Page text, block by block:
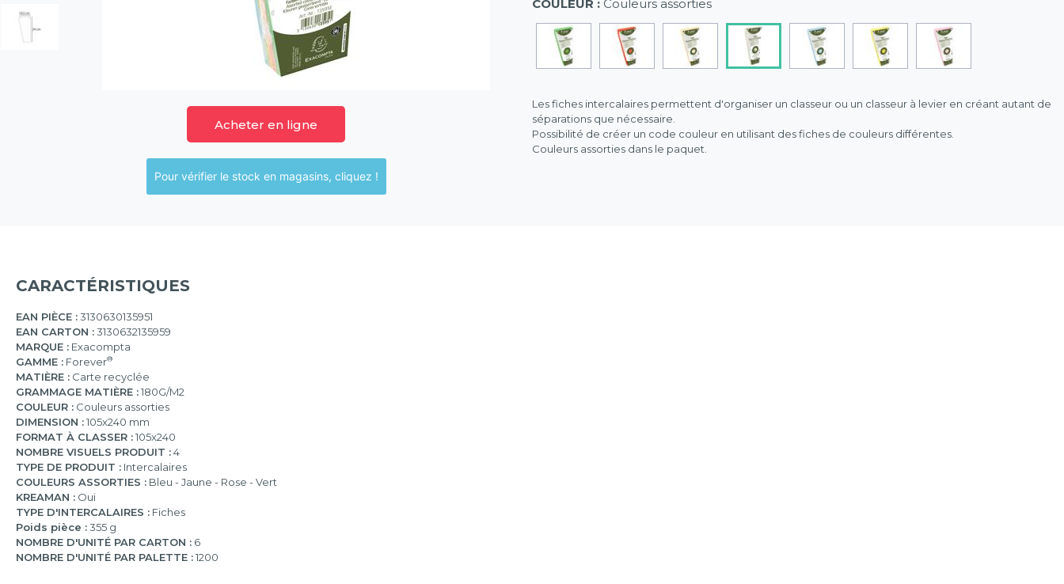
Acheter en ligne
Pour vérifier le stock en magasins, cliquez !
COULEUR : Couleurs assorties
Les fiches intercalaires permettent d'organiser un classeur ou un classeur à levier en créant autant de
séparations que nécessaire.
Possibilité de créer un code couleur en utilisant des fiches de couleurs différentes.
Couleurs assorties dans le paquet.
CARACTÉRISTIQUES
EAN PIÈCE :3130630135951
EAN CARTON :3130632135959
MARQUE : Exacompta
GAMME : Forever®
MATIÈRE : Carte recyclée
GRAMMAGE MATIÈRE :180G/M2
COULEUR : Couleurs assorties
DIMENSION :105x240 mm
FORMAT À CLASSER :105x240
NOMBRE VISUELS PRODUIT :4
TYPE DE PRODUIT : Intercalaires
COULEURS ASSORTIES : Bleu - Jaune - Rose - Vert
KREAMAN : Oui
TYPE D'INTERCALAIRES : Fiches
Poids pièce :355 g
NOMBRE D'UNITÉ PAR CARTON : 6
NOMBRE D'UNITÉ PAR PALETTE :1200